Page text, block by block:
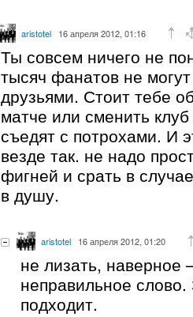
aristotel 16 апреля 2012, 01:16
Ты совсем ничего не
тысяч фанатов не
друзьями. Стоит тебе
матче или сменить
съедят с потрохами. И
везде так. не надо
фигней и срать в
в душу.
aristotel 16 апреля 2012, 01:20
не лизать, наверное
неправильное
подходит.